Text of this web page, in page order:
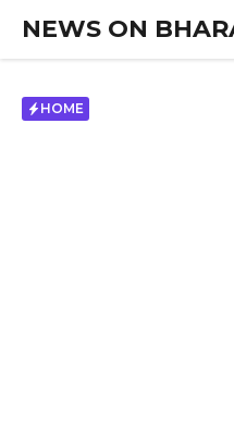
content
NEWS ON
HOME